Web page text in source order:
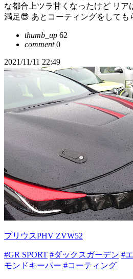
な都合上ツラ甘くなったけど リア
満足😎 あとコーティングをしても
thumb_up 62
comment0
2021/11/11 22:49
プリウスPHV ZVW52
#GR SPORT #ダックスガーデン #
モンドキーパー #コーティング